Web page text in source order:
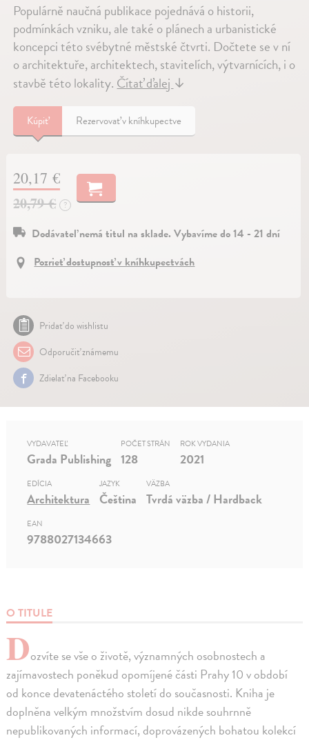
Populárně naučná publikace pojednává o historii,
podmínkách vzniku, ale také o plánech a urbanistické
koncepci této svébytné městské čtvrti. Dočtete se v ní
o architektuře, architektech, stavitelích, výtvarnících, i o
stavbě této lokality.Čítať ďalej↓
Kúpiť Rezervovať v kníhkupectve
20,17 €
20,79 €
?
Dodávateľ nemá titul na sklade. Vybavíme do 14 - 21 dní
Pozrieť dostupnosť v kníhkupectvách
Pridať do wishlistu
Odporučiť známemu
Zdielať na Facebooku
O TITULE
Dozvíte se vše o životě, významných osobnostech a
zajímavostech poněkud opomíjené části Prahy 10 v období
od konce devatenáctého století do současnosti. Kniha je
doplněna velkým množstvím dosud nikde souhrnně
nepublikovaných informací, doprovázených bohatou kolekcí
VYDAVATEĽ
Grada Publishing
POČET STRÁN
128
ROK VYDANIA
2021
EDÍCIA
Architektura
JAZYK
Čeština
VÄZBA
Tvrdá väzba / Hardback
EAN
9788027134663